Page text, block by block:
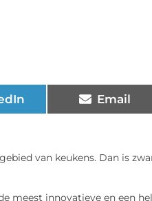
Email
van keukens. Dan is
meest innovatieve en een